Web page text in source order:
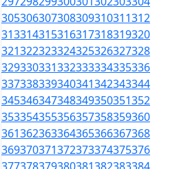
305306307308309310311312
313314315316317318319320
321322323324325326327328
329330331332333334335336
337338339340341342343344
345346347348349350351352
353354355356357358359360
361362363364365366367368
369370371372373374375376